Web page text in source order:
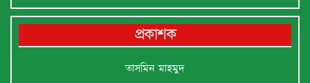
প্রকাশক
তাসমিন মাহমুদ